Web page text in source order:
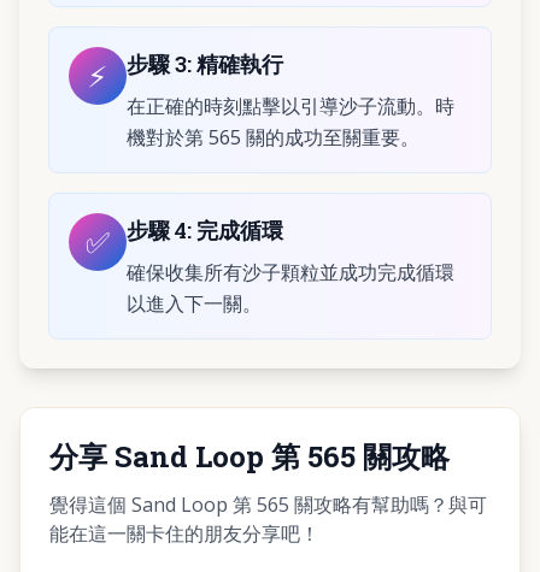
⚡ 步驟3:精確執行
在正確的時刻點擊以引導沙子流動。時
機對於第 565 關的成功至關重要。
✅ 步驟4: 完成循環
確保收集所有沙子顆粒並成功完成循環
以進入下一關。
分享 Sand Loop 第 565 關攻略
覺得這個 Sand Loop 第 565 關攻略有幫助嗎？與可
能在這一關卡住的朋友分享吧！